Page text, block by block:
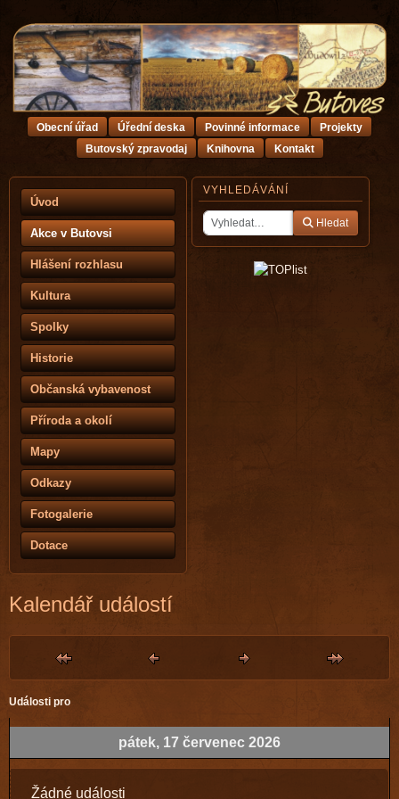
Úvod
Akce v Butovsi
Hlášení rozhlasu
Kultura
Spolky
Historie
Občanská vybavenost
Příroda a okolí
Mapy
Odkazy
Fotogalerie
Dotace
VYHLEDÁVÁNÍ
Hledat
Obecní úřad Úřední deska Povinné informace
Projekty
Butovský zpravodaj
Knihovna Kontakt
Kalendář událostí
Události pro
pátek, 17 červenec 2026
Žádné události